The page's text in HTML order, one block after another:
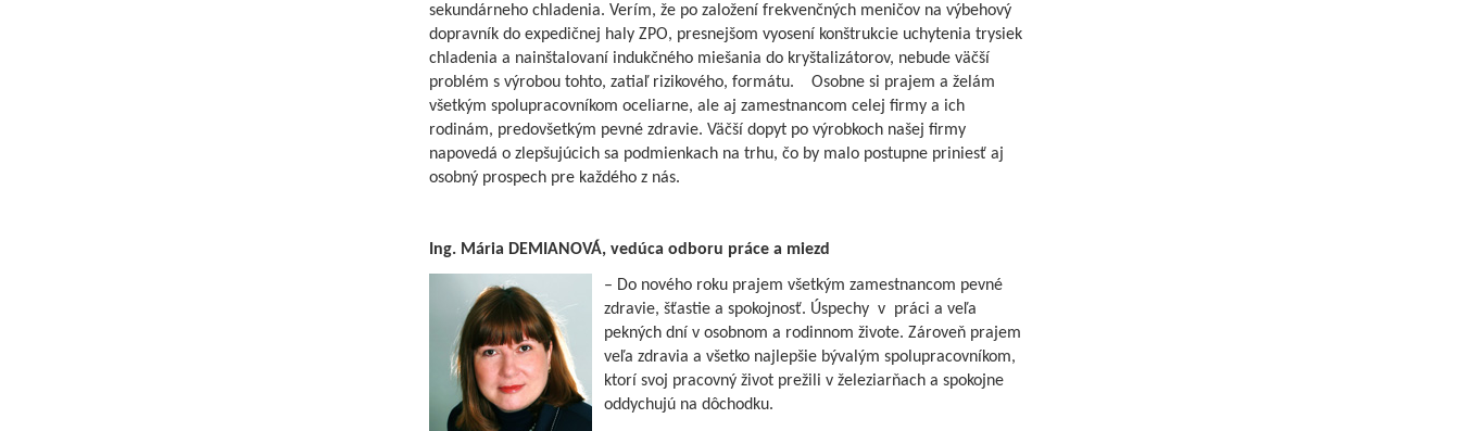
sekundárneho chladenia. Verím, že po založení frekvenčných meničov na výbehový
dopravník do expedičnej haly ZPO, presnejšom vyosení konštrukcie uchytenia trysiek
chladenia a nainštalovaní indukčného miešania do kryštalizátorov, nebude väčší
problém s výrobou tohto, zatiaľ rizikového, formátu. Osobne si prajem a želám
všetkým spolupracovníkom oceliarne, ale aj zamestnancom celej firmy a ich
rodinám, predovšetkým pevné zdravie. Väčší dopyt po výrobkoch našej firmy
napovedá o zlepšujúcich sa podmienkach na trhu, čo by malo postupne priniesť aj
osobný prospech pre každého z nás.
Ing. Mária DEMIANOVÁ, vedúca odboru práce a miezd
– Do nového roku prajem všetkým zamestnancom pevné
zdravie, šťastie a spokojnosť. Úspechy v práci a veľa
pekných dní v osobnom a rodinnom živote. Zároveň prajem
veľa zdravia a všetko najlepšie bývalým spolupracovníkom,
ktorí svoj pracovný život prežili v železiarňach a spokojne
oddychujú na dôchodku.